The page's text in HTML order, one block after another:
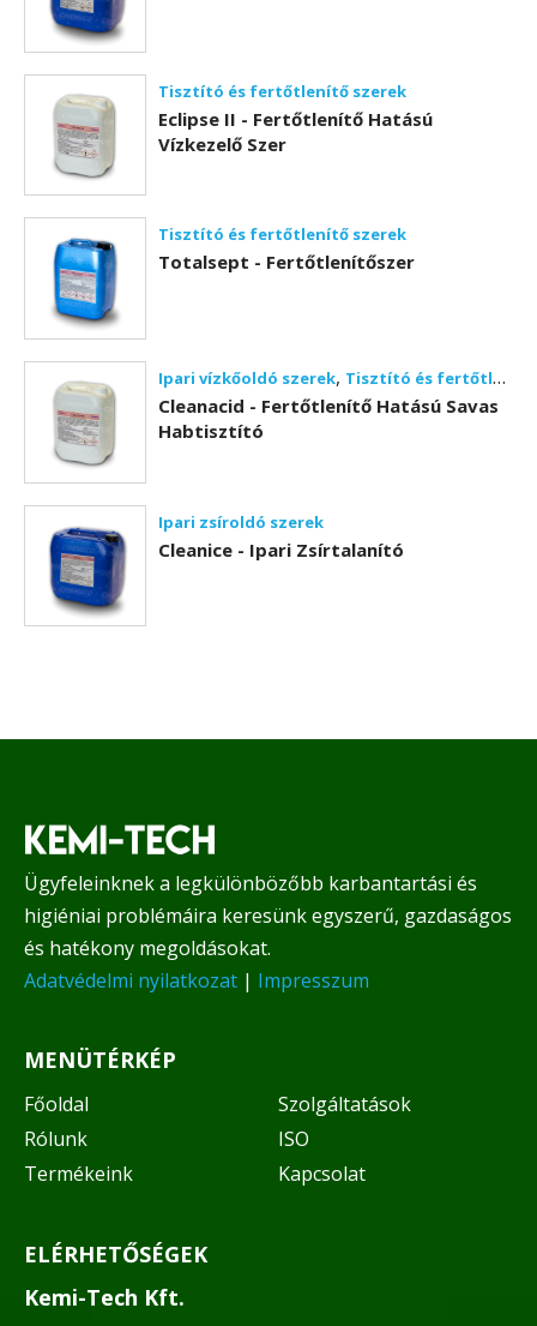
Tisztító és fertőtlenítő szerek
Eclipse II - Fertőtlenítő Hatású
Vízkezelő Szer
Tisztító és fertőtlenítő szerek
Totalsept - Fertőtlenítőszer
Ipari vízkőoldó szerek, Tisztító és fertőtlenítő szerek
Cleanacid - Fertőtlenítő Hatású Savas
Habtisztító
Ipari zsíroldó szerek
Cleanice - Ipari Zsírtalanító
Ügyfeleinknek a legkülönbözőbb karbantartási és
higiéniai problémáira keresünk egyszerű, gazdaságos
és hatékony megoldásokat.
Adatvédelmi nyilatkozat | Impresszum
MENÜTÉRKÉP
Főoldal
Rólunk
Termékeink
Szolgáltatások
ISO
Kapcsolat
ELÉRHETŐSÉGEK
Kemi-Tech Kft.